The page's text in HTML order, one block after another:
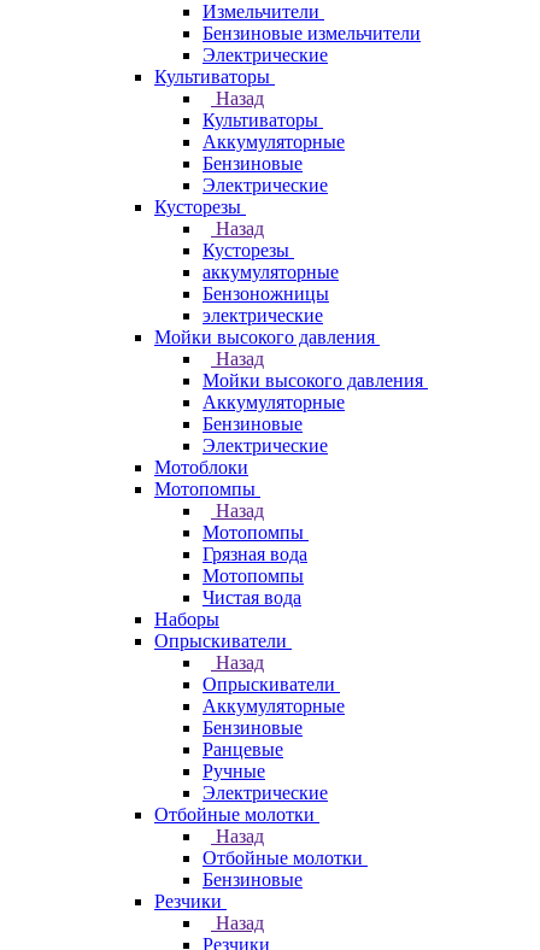
Измельчители
Бензиновые измельчители
Электрические
Культиваторы
Назад
Культиваторы
Аккумуляторные
Бензиновые
Электрические
Кусторезы
Назад
Кусторезы
аккумуляторные
Бензоножницы
электрические
Мойки высокого давления
Назад
Мойки высокого давления
Аккумуляторные
Бензиновые
Электрические
Мотоблоки
Мотопомпы
Назад
Мотопомпы
Грязная вода
Мотопомпы
Чистая вода
Наборы
Опрыскиватели
Назад
Опрыскиватели
Аккумуляторные
Бензиновые
Ранцевые
Ручные
Электрические
Отбойные молотки
Назад
Отбойные молотки
Бензиновые
Резчики
Назад
Резчики